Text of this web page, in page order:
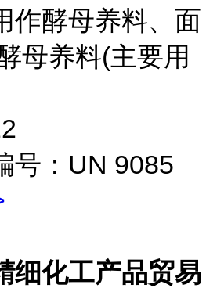
作酵母养料、面
母养料(主要用
号：UN 9085
细化工产品贸易